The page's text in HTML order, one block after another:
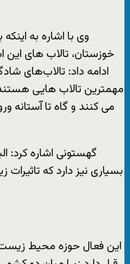
وی با اشاره به
خوزستان، تالاب های
ادامه داد: تالاب‌های
مهمترین تالاب هایی
می کنند و گاه تا آستانه
گهستونی اشاره کرد:
بسیاری نیز دارد که
این فعال حوزه محیط زیست